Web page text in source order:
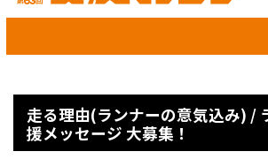
走る理由(ランナーの意気込み) /
援メッセージ 大募集！